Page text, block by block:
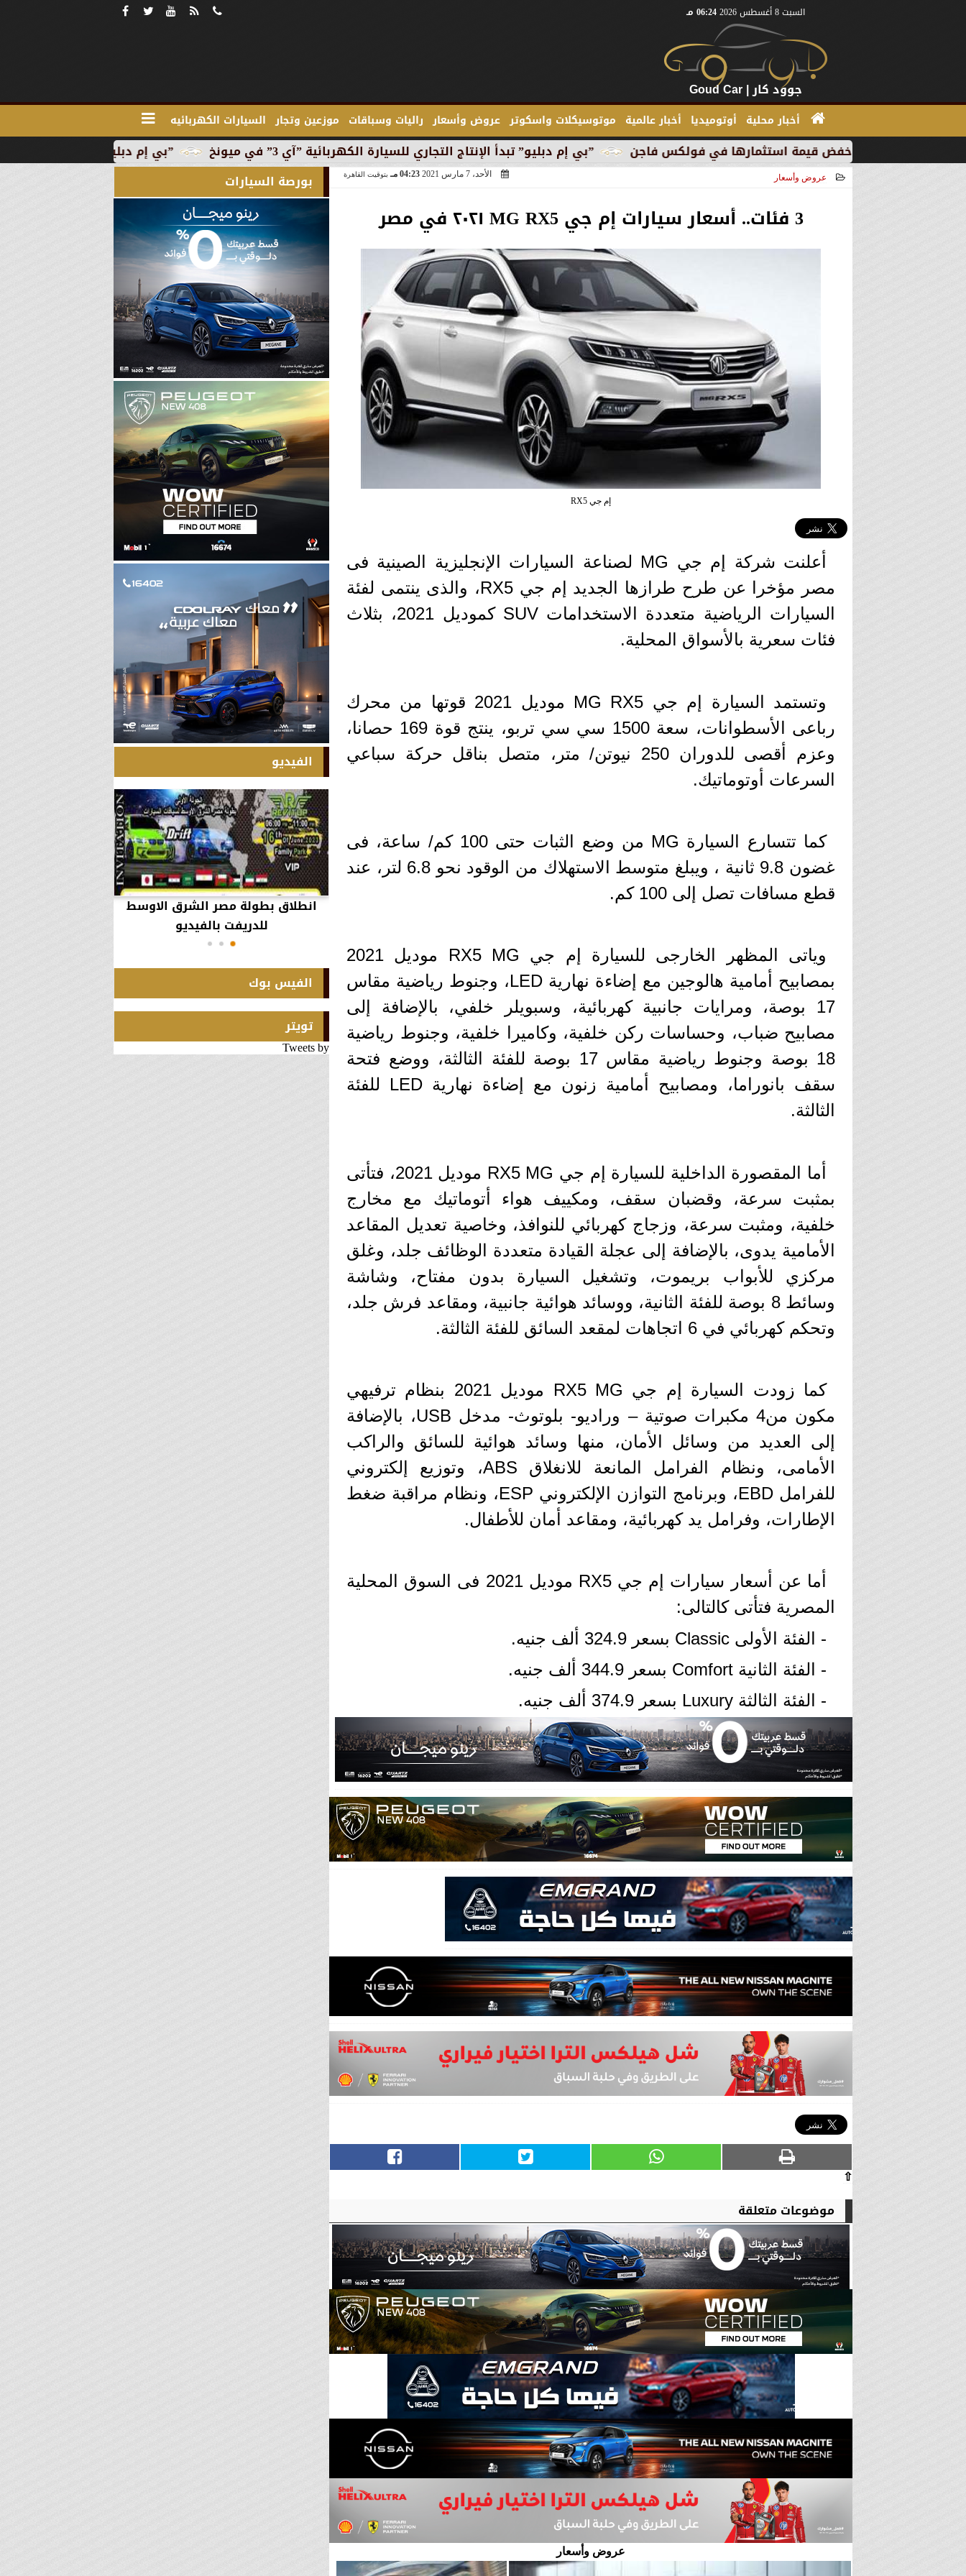
السبت 8 أغسطس 2026 06:24 مـ
جوود كار | Goud Car
أخبار محلية أوتوميديا أخبار عالمية موتوسيكلات واسكوتر عروض وأسعار راليات وسباقات موزعين وتجار السيارات الكهربائيه
”بي إم دبليو” تبدأ الإنتاج التجاري للسيارة الكهربائية ”بي إم دبليو” تبدأ الإنتاج التجاري للسيارة الكهربائية ”آي 3” في ميونخ بسبب خفض قيمة استثمارها في فولكس فاجن
عروض وأسعار الأحد، 7 مارس 2021 04:23 مـ بتوقيت القاهرة
3 فئات.. أسعار سيارات إم جي MG RX5 ٢٠٢١ في مصر
إم جي RX5
أعلنت شركة إم جي MG
لصناعة السيارات الإنجليزية الصينية فى
مصر مؤخرا عن طرح طرازها الجديد إم جي RX5، والذى ينتمى لفئة
السيارات الرياضية متعددة الاستخداماتSUV
كموديل 2021، بثلاث
فئات سعرية بالأسواق المحلية.
وتستمد السيارة إم جي MG RX5
موديل 2021 قوتها من محرك
رباعى الأسطوانات، سعة 1500 سي سي تربو، ينتج قوة 169 حصانا،
وعزم أقصى للدوران 250 نيوتن/ متر، متصل بناقل حركة سباعي
السرعات أوتوماتيك.
كما تتسارع
السيارة MG من وضع الثبات حتى 100 كم/ ساعة، فى
غضون 9.8 ثانية ، ويبلغ متوسط الاستهلاك من الوقود نحو 6.8 لتر، عند
قطع مسافات تصل إلى 100 كم.
وياتى المظهر الخارجى للسيارة إم جي MG
RX5
موديل 2021
بمصابيح أمامية هالوجين مع إضاءة نهارية LED، وجنوط رياضية مقاس
17 بوصة، ومرايات جانبية كهربائية، وسبويلر خلفي، بالإضافة إلى
مصابيح ضباب، وحساسات ركن خلفية، وكاميرا خلفية، وجنوط رياضية
18 بوصة وجنوط رياضية مقاس 17 بوصة للفئة الثالثة، ووضع فتحة
سقف بانوراما، ومصابيح أمامية زنون مع إضاءة نهارية LED للفئة
الثالثة.
أما المقصورة الداخلية للسيارة إم جي MG
RX5
موديل 2021، فتأتى
بمثبت سرعة، وقضبان سقف، ومكييف هواء أتوماتيك مع مخارج
خلفية، ومثبت سرعة، وزجاج كهربائي للنوافذ، وخاصية تعديل المقاعد
الأمامية يدوى، بالإضافة إلى عجلة القيادة متعددة الوظائف جلد، وغلق
مركزي للأبواب بريموت، وتشغيل السيارة بدون مفتاح، وشاشة
وسائط 8 بوصة للفئة الثانية، ووسائد هوائية جانبية، ومقاعد فرش جلد،
وتحكم كهربائي في 6 اتجاهات لمقعد السائق للفئة الثالثة.
كما زودت السيارة إم جي MG
RX5
موديل 2021 بنظام ترفيهي
مكون من4 مكبرات صوتية – وراديو- بلوتوث- مدخل
USB، بالإضافة
إلى العديد من وسائل الأمان، منها وسائد هوائية للسائق والراكب
الأمامى، ونظام الفرامل المانعة للانغلاق ABS، وتوزيع إلكتروني
للفرامل EBD، وبرنامج التوازن الإلكتروني ESP، ونظام مراقبة ضغط
الإطارات، وفرامل يد كهربائية، ومقاعد أمان للأطفال.
أما عن أسعار سيارات إم جيRX5
موديل 2021 فى السوق المحلية
المصرية فتأتى كالتالى:
- الفئة الأولى Classic بسعر 324.9 ألف جنيه.
- الفئة الثانية Comfort بسعر 344.9 ألف جنيه.
- الفئة الثالثة Luxury بسعر 374.9 ألف جنيه.
⇧
موضوعات متعلقة
عروض وأسعار
بورصة السيارات
الفيديو
انطلاق بطولة مصر الشرق الاوسط
للدريفت بالفيديو
الفيس بوك
تويتر
Tweets by